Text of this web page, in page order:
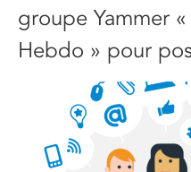
groupe Yammer
Hebdo » pour